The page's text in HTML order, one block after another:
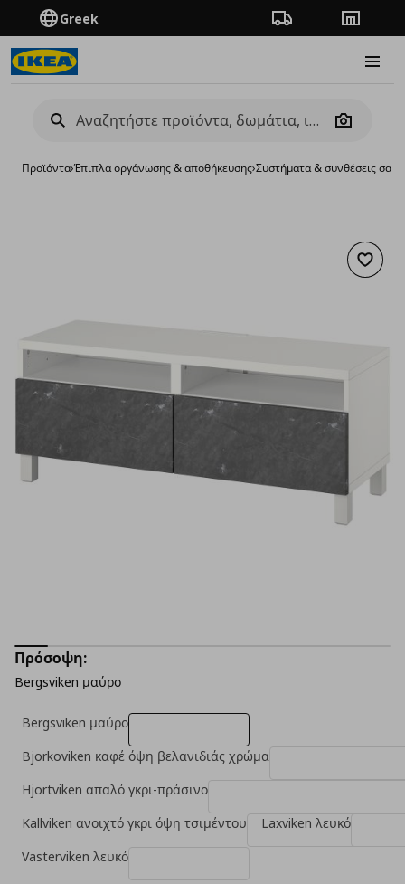
Greek Πορεία παραγγελίας
Camera
Προϊόντα›Έπιπλα οργάνωσης & αποθήκευσης›Συστήματα & συνθέσεις
Πρόσοψη:
Bergsviken μαύρο
Bergsviken μαύρο
Bjorkoviken καφέ όψη βελανιδιάς χρώμα
Hjortviken απαλό γκρι-πράσινο
Kallviken ανοιχτό γκρι όψη τσιμέντου
Laxviken λευκό
Vasterviken λευκό